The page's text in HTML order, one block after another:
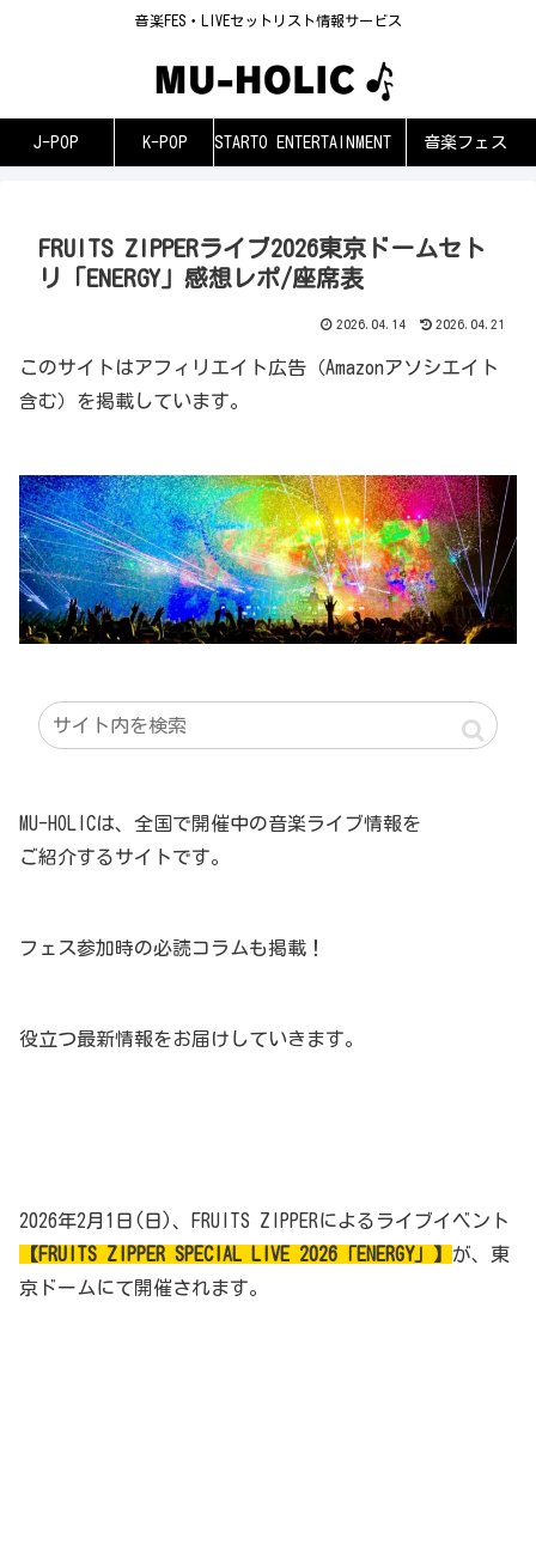
音楽FES・LIVEセットリスト情報サービス
J-POP K-POP STARTO ENTERTAINMENT 音楽フェス
FRUITS ZIPPERライブ2026東京ドームセト
リ「ENERGY」感想レポ/座席表
2026.04.14 2026.04.21
このサイトはアフィリエイト広告（Amazonアソシエイト
含む）を掲載しています。
MU-HOLICは、全国で開催中の音楽ライブ情報を
ご紹介するサイトです。
フェス参加時の必読コラムも掲載！
役立つ最新情報をお届けしていきます。
2026年2月1日(日)、FRUITS ZIPPERによるライブイベント
【FRUITS ZIPPER SPECIAL LIVE 2026「ENERGY」】 が、東
京ドームにて開催されます。